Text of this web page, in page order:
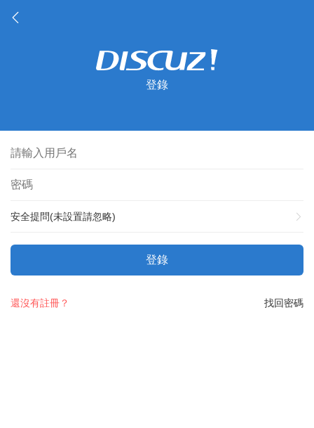
登錄
安全提問(未設置請忽略)
登錄
找回密碼
還沒有註冊？